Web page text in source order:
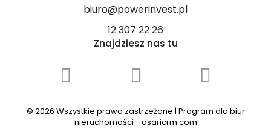
biuro@powerinvest.pl
12 307 22 26
Znajdziesz nas tu
© 2026 Wszystkie prawa zastrzeżone | Program dla biur
nieruchomości - asaricrm.com